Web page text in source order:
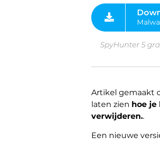
Malware
SpyHunter 5
Artikel gemaakt
laten zien hoe je
verwijderen..
Een nieuwe